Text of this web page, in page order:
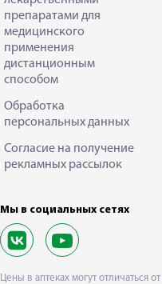
препаратами для
медицинского
применения
дистанционным
способом
Обработка
персональных данных
Согласие на получение
рекламных рассылок
Мы в социальных сетях
Цены в аптеках могут отличаться